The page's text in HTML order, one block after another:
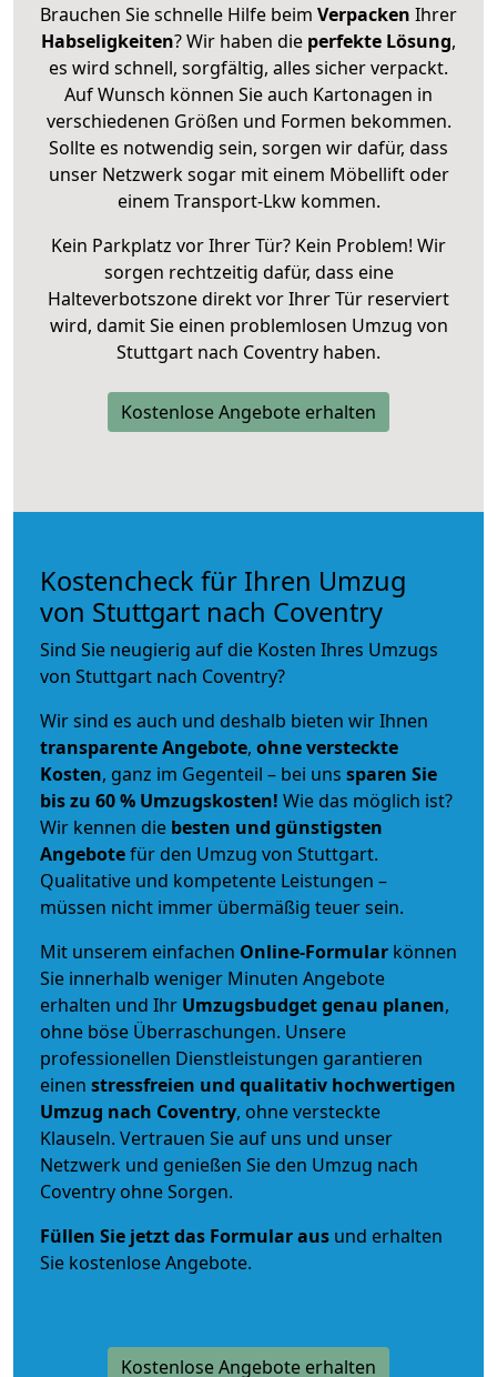
Brauchen Sie schnelle Hilfe beim Verpacken Ihrer
Habseligkeiten? Wir haben die perfekte Lösung,
es wird schnell, sorgfältig, alles sicher verpackt.
Auf Wunsch können Sie auch Kartonagen in
verschiedenen Größen und Formen bekommen.
Sollte es notwendig sein, sorgen wir dafür, dass
unser Netzwerk sogar mit einem Möbellift oder
einem Transport-Lkw kommen.
Kein Parkplatz vor Ihrer Tür? Kein Problem! Wir
sorgen rechtzeitig dafür, dass eine
Halteverbotszone direkt vor Ihrer Tür reserviert
wird, damit Sie einen problemlosen Umzug von
Stuttgart nach Coventry haben.
Kostenlose Angebote erhalten
Kostencheck für Ihren Umzug
von Stuttgart nach Coventry
Sind Sie neugierig auf die Kosten Ihres Umzugs
von Stuttgart nach Coventry?
Wir sind es auch und deshalb bieten wir Ihnen
transparente Angebote, ohne versteckte
Kosten, ganz im Gegenteil – bei uns sparen Sie
bis zu 60 % Umzugskosten! Wie das möglich ist?
Wir kennen die besten und günstigsten
Angebotefür den Umzug von Stuttgart.
Qualitative und kompetente Leistungen –
müssen nicht immer übermäßig teuer sein.
Mit unserem einfachen Online-Formular können
Sie innerhalb weniger Minuten Angebote
erhalten und Ihr Umzugsbudgetgenau planen,
ohne böse Überraschungen. Unsere
professionellen Dienstleistungen garantieren
einen stressfreien und qualitativ hochwertigen
Umzug nach Coventry, ohne versteckte
Klauseln. Vertrauen Sie auf uns und unser
Netzwerk und genießen Sie den Umzug nach
Coventry ohne Sorgen.
Füllen Sie jetzt das Formular aus und erhalten
Sie kostenlose Angebote.
Kostenlose Angebote erhalten